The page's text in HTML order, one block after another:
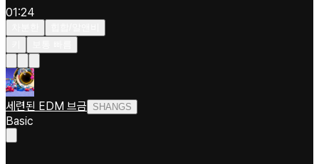
01:24
세련된 EDM 브금 SHANGS
Basic